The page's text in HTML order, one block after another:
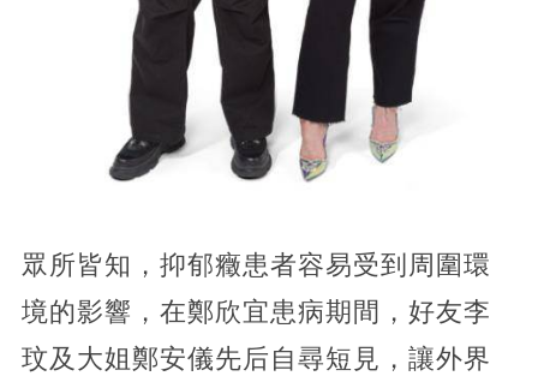
眾所皆知，抑郁癥患者容易受到周圍環
境的影響，在鄭欣宜患病期間，好友李
玟及大姐鄭安儀先后自尋短見，讓外界